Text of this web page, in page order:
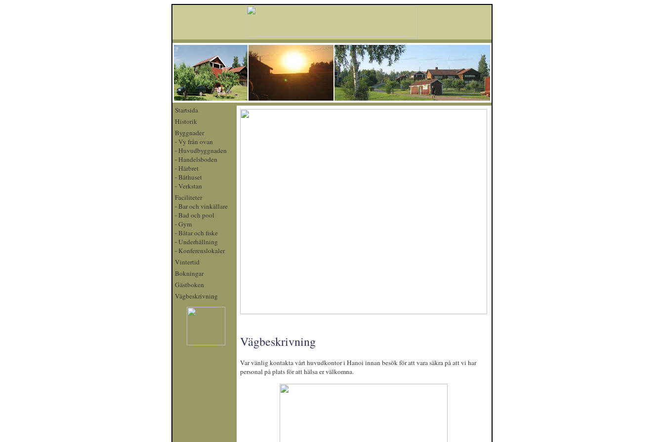
Startsida
Historik
Byggnader
-Vy från ovan
-Huvudbyggnaden
-Handelsboden
-Härbret
-Båthuset
-Verkstan
Faciliteter
-Bar och vinkällare
-Bad och pool
-Gym
-Båtar och fiske
-Underhållning
- Konferenslokaler
Vintertid
Bokningar
Gästboken
Vägbeskrivning
Vägbeskrivning
Var vänlig kontakta vårt huvudkontor i Hanoi innan besök för att vara säkra på att vi har
personal på plats för att hälsa er välkomna.